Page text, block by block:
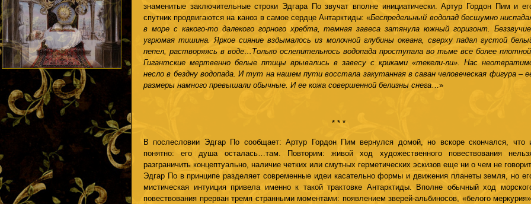
знаменитые заключительные строки Эдгара По звучат вполне инициатически. Артур Гордон Пим и
спутник продвигаются на каноэ в самое сердце Антарктиды: «Беспредельный водопад бесшумно
в море с какого-то далекого горного хребта, темная завеса затянула южный горизонт. Беззвучие,
угрюмая тишина. Яркое сияние вздымалось из молочной глубины океана, сверху падал густой
пепел, растворяясь в воде…Только ослепительнось водопада проступала во тьме все более плотной.
Гигантские мертвенно белые птицы врывались в завесу с криками «текели-ли». Нас
несло в бездну водопада. И тут на нашем пути восстала закутанная в саван человеческая фигура –
размеры намного превышали обычные. И ее кожа совершенной белизны снега …»
* * *
В послесловии Эдгар По сообщает: Артур Гордон Пим вернулся домой, но вскоре скончался, что
понятно: его душа осталась…там. Повторим: живой ход художественного повествования
разграничить концептуально, наличие четких или смутных герметических эскизов еще ни о чем не говорит.
Эдгар По в принципе разделяет современные идеи касательно формы и движения планеты земля, но
мистическая интуиция привела именно к такой трактовке Антарктиды. Вполне обычный ход
повествования прерван тремя странными моментами: появлением зверей-альбиносов, «белого меркурия»,